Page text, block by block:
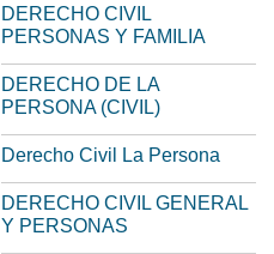
DERECHO CIVIL
PERSONAS Y FAMILIA
DERECHO DE LA
PERSONA (CIVIL)
Derecho Civil La Persona
DERECHO CIVIL GENERAL
Y PERSONAS